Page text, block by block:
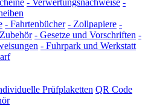
- Verwertungsnachweise -
- Fahrtenbücher - Zollpapiere -
- Gesetze und Vorschriften -
- Fuhrpark und Werkstatt
Prüfplaketten QR Code